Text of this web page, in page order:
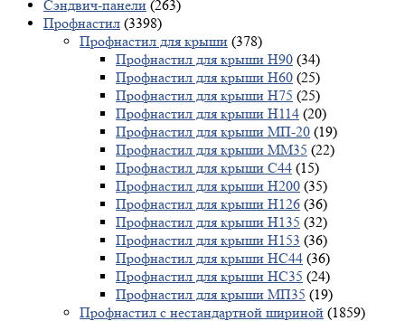
Сэндвич-панели (263)
Профнастил (3398)
Профнастил для крыши (378)
Профнастил для крыши Н90 (34)
Профнастил для крыши Н60 (25)
Профнастил для крыши Н75 (25)
Профнастил для крыши Н114 (20)
Профнастил для крыши МП-20 (19)
Профнастил для крыши ММ35 (22)
Профнастил для крыши С44 (15)
Профнастил для крыши Н200 (35)
Профнастил для крыши Н126 (36)
Профнастил для крыши Н135 (32)
Профнастил для крыши Н153 (36)
Профнастил для крыши НС44 (36)
Профнастил для крыши НС35 (24)
Профнастил для крыши МП35 (19)
Профнастил с нестандартной шириной (1859)